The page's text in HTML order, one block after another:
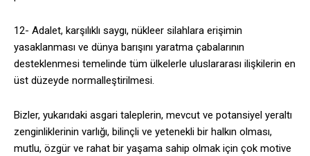
12- Adalet, karşılıklı saygı, nükleer silahlara erişimin
yasaklanması ve dünya barışını yaratma çabalarının
desteklenmesi temelinde tüm ülkelerle uluslararası ilişkilerin en
üst düzeyde normalleştirilmesi.
Bizler, yukarıdaki asgari taleplerin, mevcut ve potansiyel yeraltı
zenginliklerinin varlığı, bilinçli ve yetenekli bir halkın olması,
mutlu, özgür ve rahat bir yaşama sahip olmak için çok motive